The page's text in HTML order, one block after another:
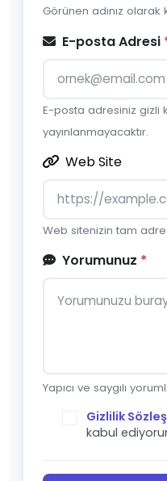
Görünen adınız olarak
E-posta Adresi
E-posta adresiniz gizli
yayınlanmayacaktır.
Web Site
Web sitenizin tam
Yorumunuz *
Yapıcı ve saygılı
Gizlilik
kabul